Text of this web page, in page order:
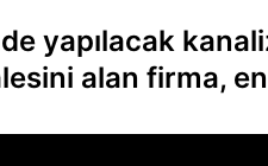
yapılacak
alan firma,